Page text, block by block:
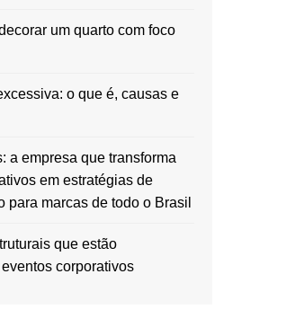
um quarto com foco
o que é, causas e
a empresa que transforma
em estratégias de
para marcas de todo o Brasil
que estão
corporativos